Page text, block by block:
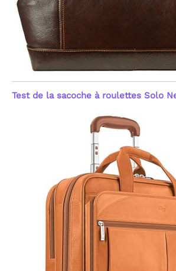
Test de la sacoche à roulettes Solo